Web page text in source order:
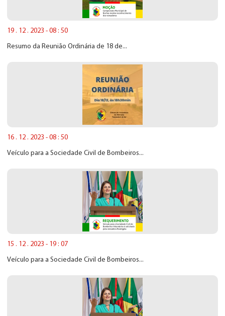
19 . 12 . 2023 - 08 : 50
Resumo da Reunião Ordinária de 18 de...
16 . 12 . 2023 - 08 : 50
Veículo para a Sociedade Civil de Bombeiros...
15 . 12 . 2023 - 19 : 07
Veículo para a Sociedade Civil de Bombeiros...